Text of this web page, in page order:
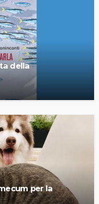
della
per la